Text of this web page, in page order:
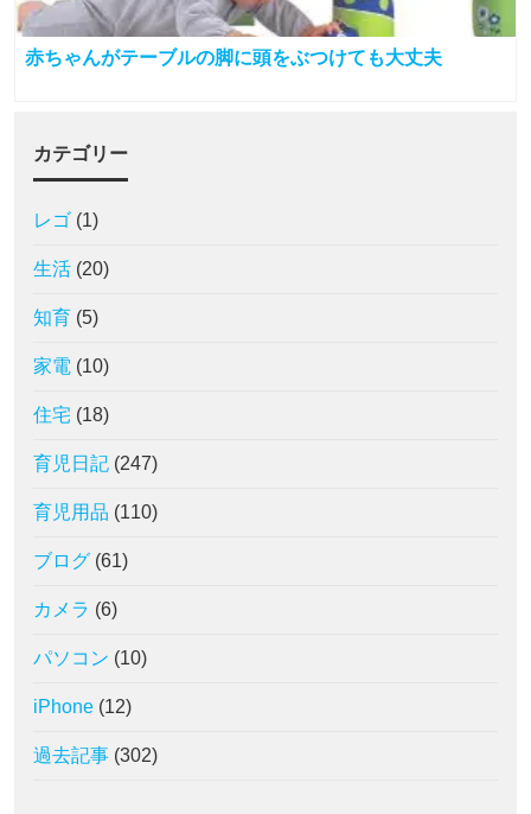
赤ちゃんがテーブルの脚に頭をぶつけても大丈夫
カテゴリー
レゴ (1)
生活 (20)
知育 (5)
家電 (10)
住宅 (18)
育児日記 (247)
育児用品 (110)
ブログ (61)
カメラ (6)
パソコン (10)
iPhone (12)
過去記事 (302)